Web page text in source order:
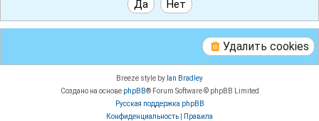
Удалить cookies
Breeze style by Ian Bradley
Создано на основе phpBB® Forum Software © phpBB Limited
Русская поддержка phpBB
Конфиденциальность
Правила